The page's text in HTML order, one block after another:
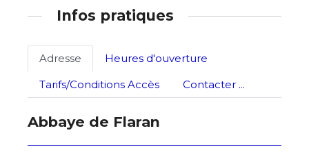
* Champ obligatoire
Infos pratiques
Adresse
Heures d'ouverture
Tarifs/Conditions Accès
Contacter ...
Abbaye de Flaran